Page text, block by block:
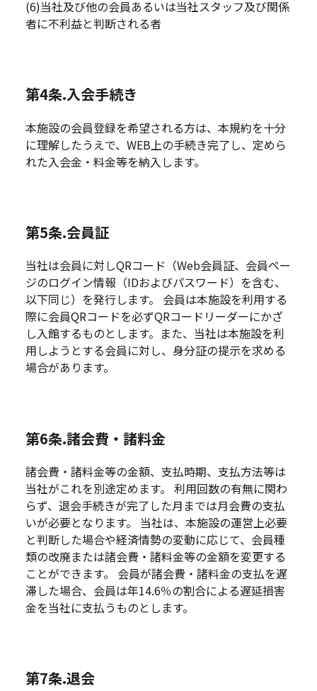
(6)当社及び他の会員あるいは当社スタッフ及び関係
者に不利益と判断される者
第4条.入会手続き
本施設の会員登録を希望される方は、本規約を十分
に理解したうえで、WEB上の手続き完了し、定めら
れた入会金・料金等を納入します。
第5条.会員証
当社は会員に対しQRコード（Web会員証、会員ペー
ジのログイン情報（IDおよびパスワード）を含む、
以下同じ）を発行します。 会員は本施設を利用する
際に会員QRコードを必ずQRコードリーダーにかざ
し入館するものとします。また、当社は本施設を利
用しようとする会員に対し、身分証の提示を求める
場合があります。
第6条.諸会費・諸料金
諸会費・諸料金等の金額、支払時期、支払方法等は
当社がこれを別途定めます。 利用回数の有無に関わ
らず、退会手続きが完了した月までは月会費の支払
いが必要となります。 当社は、本施設の運営上必要
と判断した場合や経済情勢の変動に応じて、会員種
類の改廃または諸会費・諸料金等の金額を変更する
ことができます。 会員が諸会費・諸料金の支払を遅
滞した場合、会員は年14.6％の割合による遅延損害
金を当社に支払うものとします。
第7条.退会